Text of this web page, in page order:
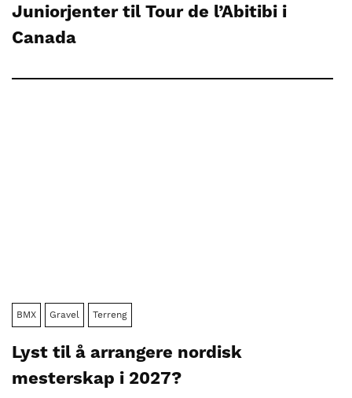
Juniorjenter til Tour de l’Abitibi i
Canada
BMX Gravel Terreng
Lyst til å arrangere nordisk
mesterskap i 2027?